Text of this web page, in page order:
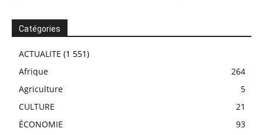
Catégories
ACTUALITE (1 551)
Afrique
264
Agriculture
5
CULTURE
21
ÉCONOMIE
93